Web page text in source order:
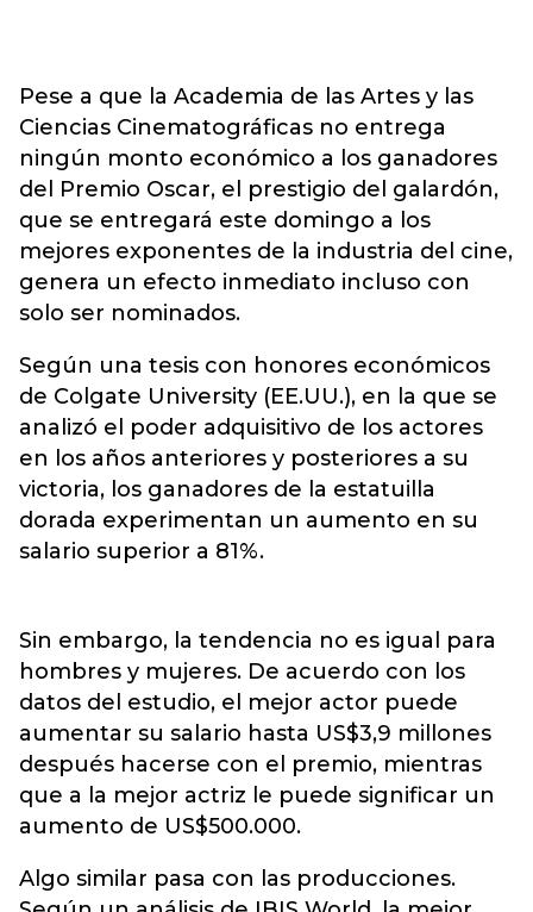
Pese a que la Academia de las Artes y las
Ciencias Cinematográficas no entrega
ningún monto económico a los ganadores
del Premio Oscar, el prestigio del galardón,
que se entregará este domingo a los
mejores exponentes de la industria del cine,
genera un efecto inmediato incluso con
solo ser nominados.
Según una tesis con honores económicos
de Colgate University (EE.UU.), en la que se
analizó el poder adquisitivo de los actores
en los años anteriores y posteriores a su
victoria, los ganadores de la estatuilla
dorada experimentan un aumento en su
salario superior a 81%.
Sin embargo, la tendencia no es igual para
hombres y mujeres. De acuerdo con los
datos del estudio, el mejor actor puede
aumentar su salario hasta US$3,9 millones
después hacerse con el premio, mientras
que a la mejor actriz le puede significar un
aumento de US$500.000.
Algo similar pasa con las producciones.